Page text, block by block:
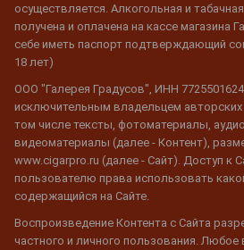
осуществляется. Алкогольная и
получена и оплачена на кассе магазина
себе иметь паспорт подтверждающий
18 лет)
ООО "Галерея Градусов", ИНН
исключительным владельцем
том числе тексты, фотоматериалы,
видеоматериалы (далее - Контент),
www.cigarpro.ru (далее - Сайт). Доступ к
пользователю права использовать
содержащийся на Сайте.
Воспроизведение Контента с Сайта
частного и личного пользования. Любое